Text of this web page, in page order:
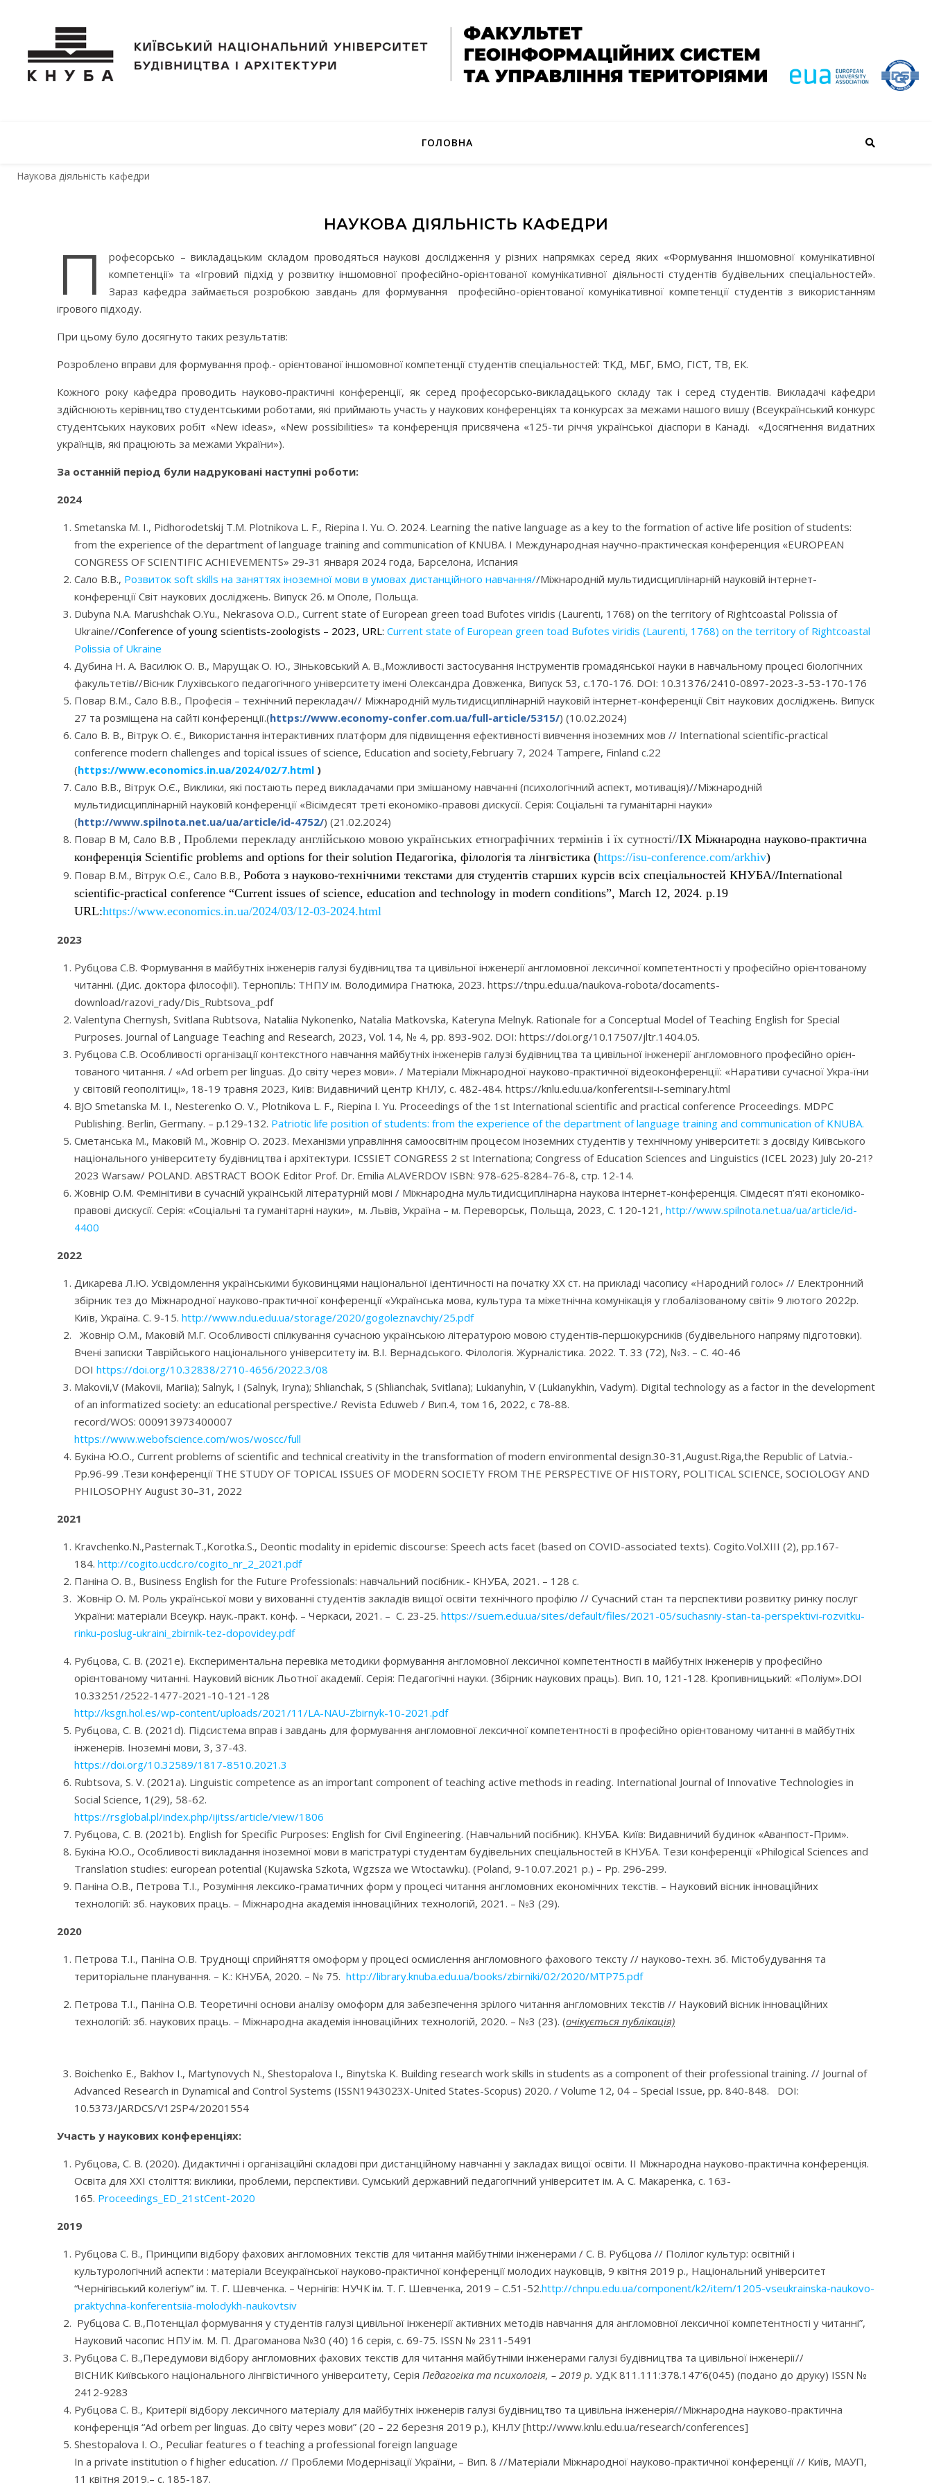
ГОЛОВНА
Наукова діяльність кафедри
НАУКОВА ДІЯЛЬНІСТЬ КАФЕДРИ
П
рофесорсько – викладацьким складом проводяться наукові дослідження у різних напрямках серед яких «Формування іншомовної комунікативної
компетенції» та «Ігровий підхід у розвитку іншомовної професійно-орієнтованої комунікативної діяльності студентів будівельних спеціальностей».
Зараз кафедра займається розробкою завдань для формування професійно-орієнтованої комунікативної компетенції студентів з використанням
ігрового підходу.
При цьому було досягнуто таких результатів:
Розроблено вправи для формування проф.- орієнтованої іншомовної компетенції студентів спеціальностей: ТКД, МБГ, БМО, ГІСТ, ТВ, ЕК.
Кожного року кафедра проводить науково-практичні конференції, як серед професорсько-викладацького складу так і серед студентів. Викладачі кафедри
здійснюють керівництво студентськими роботами, які приймають участь у наукових конференціях та конкурсах за межами нашого вишу (Всеукраїнський конкурс
студентських наукових робіт «New ideas», «New possibilities» та конференція присвячена «125-ти річчя української діаспори в Канаді. «Досягнення видатних
українців, які працюють за межами України»).
За останній період були надруковані наступні роботи:
2024
Smetanska M. I., Pidhorodetskij T.M. Plotnikova L. F., Riepina I. Yu. O. 2024. Learning the native language as a key to the formation of active life position of students:
from the experience of the department of language training and communication of KNUBA. I Международная научно-практическая конференция «EUROPEAN
CONGRESS OF SCIENTIFIC ACHIEVEMENTS» 29-31 января 2024 года, Барселона, Испания
Сало В.В., Розвиток soft skills на заняттях іноземної мови в умовах дистанційного навчання//Міжнародній мультидисциплінарній науковій інтернет-
конференції Світ наукових досліджень. Випуск 26. м Ополе, Польща.
Dubyna N.A. Marushchak O.Yu., Nekrasova O.D., Current state of European green toad Bufotes viridis (Laurenti, 1768) on the territory of Rightcoastal Polissia of
Ukraine//Conference of young scientists-zoologists – 2023, URL: Current state of European green toad Bufotes viridis (Laurenti, 1768) on the territory of Rightcoastal
Polissia of Ukraine
Дубина Н. А. Василюк О. В., Марущак О. Ю., Зіньковський А. В.,Можливості застосування інструментів громадянської науки в навчальному процесі біологічних
факультетів//Вісник Глухівського педагогічного університету імені Олександра Довженка, Випуск 53, с.170-176. DOI: 10.31376/2410-0897-2023-3-53-170-176
Повар В.М., Сало В.В., Професія – технічний перекладач// Міжнародній мультидисциплінарній науковій інтернет-конференції Світ наукових досліджень. Випуск
27 та розміщена на сайті конференції.(https://www.economy-confer.com.ua/full-article/5315/) (10.02.2024)
Сало В. В., Вітрук О. Є., Використання інтерактивних платформ для підвищення ефективності вивчення іноземних мов // International scientific-practical
conference modern challenges and topical issues of science, Education and society,February 7, 2024 Tampere, Finland с.22
(https://www.economics.in.ua/2024/02/7.html )
Сало В.В., Вітрук О.Є., Виклики, які постають перед викладачами при змішаному навчанні (психологічний аспект, мотивація)//Міжнародній
мультидисциплінарній науковій конференції «Вісімдесят треті економіко-правові дискусії. Серія: Соціальні та гуманітарні науки»
(http://www.spilnota.net.ua/ua/article/id-4752/) (21.02.2024)
Повар В М, Сало В.В , Проблеми перекладу англійською мовою українських етнографічних термінів і їх сутності//IX Міжнародна науково-практична
конференція Scientific problems and options for their solution Педагогіка, філологія та лінгвістика (https://isu-conference.com/arkhiv)
Повар В.М., Вітрук О.Є., Сало В.В., Робота з науково-технічними текстами для студентів старших курсів всіх спеціальностей КНУБА//International
scientific-practical conference “Current issues of science, education and technology in modern conditions”, March 12, 2024. p.19
URL:https://www.economics.in.ua/2024/03/12-03-2024.html
2023
Рубцова С.В. Формування в майбутніх інженерів галузі будівництва та цивільної інженерії англомовної лексичної компетентності у професійно орієнтованому
читанні. (Дис. доктора філософії). Тернопіль: ТНПУ ім. Володимира Гнатюка, 2023. https://tnpu.edu.ua/naukova-robota/docaments-
download/razovi_rady/Dis_Rubtsova_.pdf
Valentyna Chernysh, Svitlana Rubtsova, Nataliia Nykonenko, Natalia Matkovska, Kateryna Melnyk. Rationale for a Conceptual Model of Teaching English for Special
Purposes. Journal of Language Teaching and Research, 2023, Vol. 14, № 4, pp. 893-902. DOI: https://doi.org/10.17507/jltr.1404.05.
Рубцова С.В. Особливості організації контекстного навчання майбутніх інженерів галузі будівництва та цивільної інженерії англомовного професійно орієн-
тованого читання. / «Ad orbem per linguas. До світу через мови». / Матеріали Міжнародної науково-практичної відеоконференції: «Наративи сучасної Укра-їни
у світовій геополітиці», 18-19 травня 2023, Київ: Видавничий центр КНЛУ, с. 482-484. https://knlu.edu.ua/konferentsii-i-seminary.html
BJO Smetanska M. I., Nesterenko O. V., Plotnikova L. F., Riepina I. Yu. Proceedings of the 1st International scientific and practical conference Proceedings. MDPC
Publishing. Berlin, Germany. – р.129-132. Patriotic life position of students: from the experience of the department of language training and communication of KNUBA.
Сметанська М., Маковій М., Жовнір О. 2023. Механізми управління самоосвітнім процесом іноземних студентів у технічному університеті: з досвіду Київського
національного університету будівництва і архітектури. ICSSIET CONGRESS 2 st Internationa; Congress of Education Sciences and Linguistics (ICEL 2023) July 20-21?
2023 Warsaw/ POLAND. ABSTRACT BOOK Editor Prof. Dr. Emilia ALAVERDOV ISBN: 978-625-8284-76-8, стр. 12-14.
Жовнір О.М. Фемінітиви в сучасній українській літературній мові / Міжнародна мультидисциплінарна наукова інтернет-конференція. Сімдесят п’яті економіко-
правові дискусії. Серія: «Соціальні та гуманітарні науки», м. Львів, Україна – м. Переворськ, Польща, 2023, С. 120-121, http://www.spilnota.net.ua/ua/article/id-
4400
2022
Дикарева Л.Ю. Усвідомлення українськими буковинцями національної ідентичності на початку ХХ ст. на прикладі часопису «Народний голос» // Електронний
збірник тез до Міжнародної науково-практичної конференції «Українська мова, культура та міжетнічна комунікація у глобалізованому світі» 9 лютого 2022р.
Київ, Україна. С. 9-15. http://www.ndu.edu.ua/storage/2020/gogoleznavchiy/25.pdf
Жовнір О.М., Маковій М.Г. Особливості спілкування сучасною українською літературою мовою студентів-першокурсників (будівельного напряму підготовки).
Вчені записки Таврійського національного університету ім. В.І. Вернадського. Філологія. Журналістика. 2022. Т. 33 (72), №3. – С. 40-46
DOI https://doi.org/10.32838/2710-4656/2022.3/08
Makovii,V (Makovii, Mariia); Salnyk, I (Salnyk, Iryna); Shlianchak, S (Shlianchak, Svitlana); Lukianyhin, V (Lukianykhin, Vadym). Digital technology as a factor in the development
of an informatized society: an educational perspective./ Revista Eduweb / Вип.4, том 16, 2022, с 78-88.
record/WOS: 000913973400007
https://www.webofscience.com/wos/woscc/full
Букіна Ю.О., Current problems of scientific and technical creativity in the transformation of modern environmental design.30-31,August.Riga,the Republic of Latvia.-
Pp.96-99 .Тези конференції THE STUDY OF TOPICAL ISSUES OF MODERN SOCIETY FROM THE PERSPECTIVE OF HISTORY, POLITICAL SCIENCE, SOCIOLOGY AND
PHILOSOPHY August 30–31, 2022
2021
Kravchenko.N.,Pasternak.T.,Korotka.S., Deontic modality in epidemic discourse: Speech acts facet (based on COVID-associated texts). Cogito.Vol.XIII (2), pp.167-
184. http://cogito.ucdc.ro/cogito_nr_2_2021.pdf
Паніна О. В., Business English for the Future Professionals: навчальний посібник.- КНУБА, 2021. – 128 с.
Жовнір О. М. Роль української мови у вихованні студентів закладів вищої освіти технічного профілю // Сучасний стан та перспективи розвитку ринку послуг
України: матеріали Всеукр. наук.-практ. конф. – Черкаси, 2021. – С. 23-25. https://suem.edu.ua/sites/default/files/2021-05/suchasniy-stan-ta-perspektivi-rozvitku-
rinku-poslug-ukraini_zbirnik-tez-dopovidey.pdf
Рубцова, С. В. (2021e). Експериментальна перевіка методики формування англомовної лексичної компетентності в майбутніх інженерів у професійно
орієнтованому читанні. Науковий вісник Льотної академії. Серія: Педагогічні науки. (Збірник наукових праць). Вип. 10, 121-128. Кропивницький: «Поліум».DOI
10.33251/2522-1477-2021-10-121-128
http://ksgn.hol.es/wp-content/uploads/2021/11/LA-NAU-Zbirnyk-10-2021.pdf
Рубцова, С. В. (2021d). Підсистема вправ і завдань для формування англомовної лексичної компетентності в професійно орієнтованому читанні в майбутніх
інженерів. Іноземні мови, 3, 37-43.
https://doi.org/10.32589/1817-8510.2021.3
Rubtsova, S. V. (2021a). Linguistic competence as an important component of teaching active methods in reading. International Journal of Innovative Technologies in
Social Science, 1(29), 58-62.
https://rsglobal.pl/index.php/ijitss/article/view/1806
Рубцова, С. В. (2021b). English for Specific Purposes: English for Civil Engineering. (Навчальний посібник). КНУБА. Київ: Видавничий будинок «Аванпост-Прим».
Букіна Ю.О., Особливості викладання іноземної мови в магістратурі студентам будівельних спеціальностей в КНУБА. Тези конференції «Philogical Sciences and
Translation studies: european potential (Kujawska Szkota, Wgzsza we Wtoctawku). (Poland, 9-10.07.2021 р.) – Рр. 296-299.
Паніна О.В., Петрова Т.І., Розуміння лексико-граматичних форм у процесі читання англомовних економічних текстів. – Науковий вісник інноваційних
технологій: зб. наукових праць. – Міжнародна академія інноваційних технологій, 2021. – №3 (29).
2020
Петрова Т.І., Паніна О.В. Труднощі сприйняття омоформ у процесі осмислення англомовного фахового тексту // науково-техн. зб. Містобудування та
територіальне планування. – К.: КНУБА, 2020. – № 75. http://library.knuba.edu.ua/books/zbirniki/02/2020/MTP75.pdf
Петрова Т.І., Паніна О.В. Теоретичні основи аналізу омоформ для забезпечення зрілого читання англомовних текстів // Науковий вісник інноваційних
технологій: зб. наукових праць. – Міжнародна академія інноваційних технологій, 2020. – №3 (23). (очікується публікація)
Boichenko E., Bakhov I., Martynovych N., Shestopalova I., Binytska K. Building research work skills in students as a component of their professional training. // Journal of
Advanced Research in Dynamical and Control Systems (ISSN1943023X-United States-Scopus) 2020. / Volume 12, 04 – Special Issue, pp. 840-848. DOI:
10.5373/JARDCS/V12SP4/20201554
Участь у наукових конференціях:
Рубцова, С. В. (2020). Дидактичні і організаційні складові при дистанційному навчанні у закладах вищої освіти. ІІ Міжнародна науково-практична конференція.
Освіта для ХХІ століття: виклики, проблеми, перспективи. Сумський державний педагогічний університет ім. А. С. Макаренка, с. 163-
165. Proceedings_ED_21stCent-2020
2019
Рубцова С. В., Принципи відбору фахових англомовних текстів для читання майбутніми інженерами / С. В. Рубцова // Полілог культур: освітній і
культурологічний аспекти : матеріали Всеукраїнської науково-практичної конференції молодих науковців, 9 квітня 2019 р., Національний університет
“Чернігівський колегіум” ім. Т. Г. Шевченка. – Чернігів: НУЧК ім. Т. Г. Шевченка, 2019 – С.51-52.http://chnpu.edu.ua/component/k2/item/1205-vseukrainska-naukovo-
praktychna-konferentsiia-molodykh-naukovtsiv
Рубцова С. В.,Потенціал формування у студентів галузі цивільної інженерії активних методів навчання для англомовної лексичної компетентності у читанні”,
Науковий часопис НПУ ім. М. П. Драгоманова №30 (40) 16 серія, с. 69-75. ISSN № 2311-5491
Рубцова С. В.,Передумови відбору англомовних фахових текстів для читання майбутніми інженерами галузі будівництва та цивільної інженерії//
ВІСНИК Київського національного лінгвістичного університету, Серія Педагогіка та психологія, – 2019 р. УДК 811.111:378.147’6(045) (подано до друку) ISSN №
2412-9283
Рубцова С. В., Критерії відбору лексичного матеріалу для майбутніх інженерів галузі будівництво та цивільна інженерія//Міжнародна науково-практична
конференція “Ad orbem per linguas. До світу через мови” (20 – 22 березня 2019 р.), КНЛУ [http://www.knlu.edu.ua/research/conferences]
Shestopalova I. O., Peculiar features o f teaching a professional foreign language
In a private institution o f higher education. // Проблеми Модернізації України, – Вип. 8 //Матеріали Міжнародної науково-практичної конференції // Київ, МАУП,
11 квітня 2019.– с. 185-187.